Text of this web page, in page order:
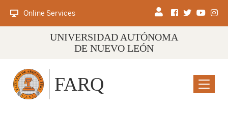
Online Services
UNIVERSIDAD AUTÓNOMA
DE NUEVO LEÓN
Menu
FARQ